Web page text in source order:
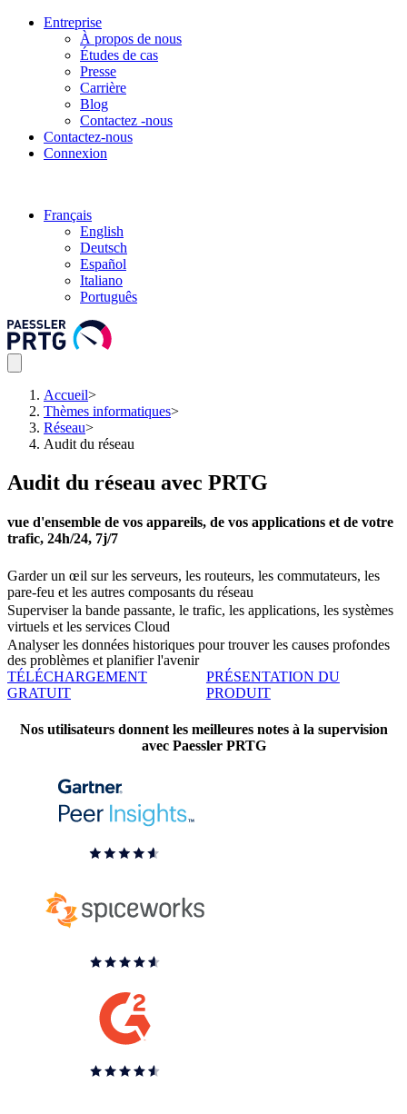
Entreprise
À propos de nous
Études de cas
Presse
Carrière
Blog
Contactez -nous
Contactez-nous
Connexion
Français
English
Deutsch
Español
Italiano
Português
Accueil>
Thèmes informatiques>
Réseau>
Audit du réseau
Audit du réseau avec PRTG
vue d'ensemble de vos appareils, de vos applications et de votre
trafic, 24h/24, 7j/7
Garder un œil sur les serveurs, les routeurs, les commutateurs, les
pare-feu et les autres composants du réseau
Superviser la bande passante, le trafic, les applications, les systèmes
virtuels et les services Cloud
Analyser les données historiques pour trouver les causes profondes
des problèmes et planifier l'avenir
TÉLÉCHARGEMENT
GRATUIT
PRÉSENTATION DU
PRODUIT
Nos utilisateurs donnent les meilleures notes à la supervision
avec Paessler PRTG